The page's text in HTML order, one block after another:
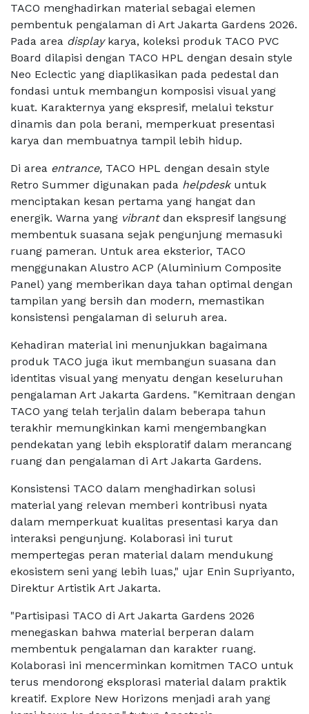
TACO menghadirkan material sebagai elemen
pembentuk pengalaman di Art Jakarta Gardens 2026.
Pada area displaykarya, koleksi produk TACO PVC
Board dilapisi dengan TACO HPL dengan desain style
Neo Eclectic yang diaplikasikan pada pedestal dan
fondasi untuk membangun komposisi visual yang
kuat. Karakternya yang ekspresif, melalui tekstur
dinamis dan pola berani, memperkuat presentasi
karya dan membuatnya tampil lebih hidup.
Di area entrance, TACO HPL dengan desain style
Retro Summer digunakan pada helpdeskuntuk
menciptakan kesan pertama yang hangat dan
energik. Warna yang vibrantdan ekspresif langsung
membentuk suasana sejak pengunjung memasuki
ruang pameran. Untuk area eksterior, TACO
menggunakan Alustro ACP (Aluminium Composite
Panel) yang memberikan daya tahan optimal dengan
tampilan yang bersih dan modern, memastikan
konsistensi pengalaman di seluruh area.
Kehadiran material ini menunjukkan bagaimana
produk TACO juga ikut membangun suasana dan
identitas visual yang menyatu dengan keseluruhan
pengalaman Art Jakarta Gardens. "Kemitraan dengan
TACO yang telah terjalin dalam beberapa tahun
terakhir memungkinkan kami mengembangkan
pendekatan yang lebih eksploratif dalam merancang
ruang dan pengalaman di Art Jakarta Gardens.
Konsistensi TACO dalam menghadirkan solusi
material yang relevan memberi kontribusi nyata
dalam memperkuat kualitas presentasi karya dan
interaksi pengunjung. Kolaborasi ini turut
mempertegas peran material dalam mendukung
ekosistem seni yang lebih luas," ujar Enin Supriyanto,
Direktur Artistik Art Jakarta.
"Partisipasi TACO di Art Jakarta Gardens 2026
menegaskan bahwa material berperan dalam
membentuk pengalaman dan karakter ruang.
Kolaborasi ini mencerminkan komitmen TACO untuk
terus mendorong eksplorasi material dalam praktik
kreatif. Explore New Horizons menjadi arah yang